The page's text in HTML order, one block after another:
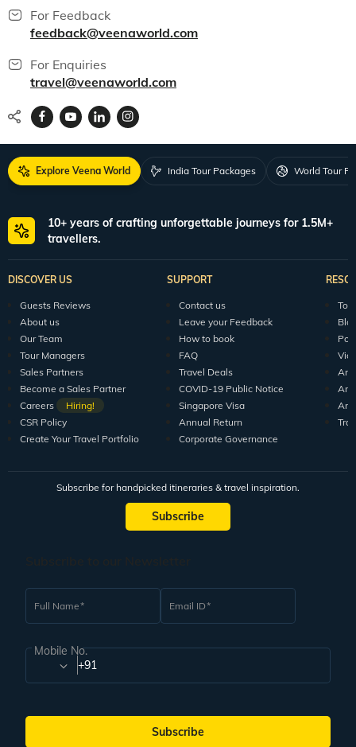
For Feedback
feedback@veenaworld.com
For Enquiries
travel@veenaworld.com
Explore Veena World India Tour Packages World Tour
10+ years of crafting unforgettable journeys for 1.5M+
travellers.
DISCOVER US
Guests Reviews
About us
Our Team
Tour Managers
Sales Partners
Become a Sales Partner
Careers
Hiring!
CSR Policy
Create Your Travel Portfolio
SUPPORT
Contact us
Leave your Feedback
How to book
FAQ
Travel Deals
COVID-19 Public Notice
Singapore Visa
Annual Return
Corporate Governance
Subscribe for handpicked itineraries & travel inspiration.
Subscribe
Full Name Email ID
Mobile No.
+91
Subscribe